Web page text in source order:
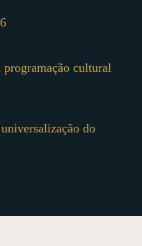
cultural
do